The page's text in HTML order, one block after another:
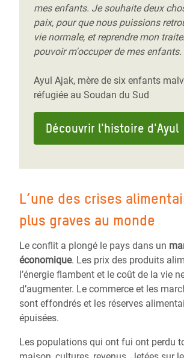
mes enfants. Je souhaite deux
paix, pour que nous puissions
vie normale, et reprendre mon
pouvoir m'occuper de mes enfants.
Ayul Ajak, mère de six enfants
réfugiée au Soudan du Sud
Découvrir l'histoire d'Ayul
L’une des crises
plus graves au monde
Le conflit a plongé le pays dans un
économique. Les prix des produits
l’énergie flambent et le coût de la vie
d’augmenter. Le commerce et les
sont effondrés et les réserves
épuisées.
Les populations qui ont fui ont perdu